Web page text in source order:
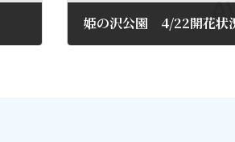
姫の沢公園 4/22開花状